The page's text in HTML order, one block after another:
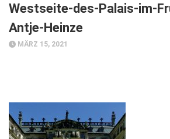
Top Gesundheitsforum Dresden /
Mediadaten
Events
Genuss
Gesellschaft
Kunst & Kultur
Westseite-des-Palais-im-
Antje-Heinze
MÄRZ 15, 2021